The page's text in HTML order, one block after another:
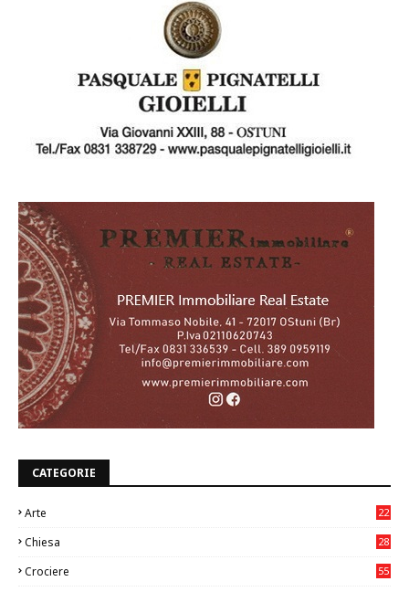
CATEGORIE
Arte
22
Chiesa
28
Crociere 55